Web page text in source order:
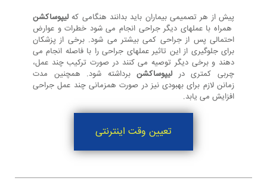
پیش از هر تصمیمی بیماران باید بدانند هنگامی که لیپوساکشن
همراه با عملهای دیگر جراحی انجام می شود خطرات و عوارض
احتمالی پس از جراحی کمی بیشتر می شود. برخی از پزشکان
برای جلوگیری از این تاثیر عملهای جراحی را با فاصله انجام می
دهند و برخی دیگر توصیه می کنند در صورت ترکیب چند عمل،
چربی کمتری در لیپوساکشنبرداشته شود. همچنین مدت
زمانن لازم برای بهبودی نیز در صورت همزمانی چند عمل جراحی
افزایش می یابد.
تعیین وقت اینترنتی